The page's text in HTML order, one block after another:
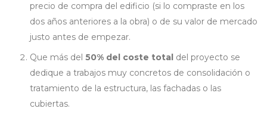
precio de compra del edificio (si lo compraste en los
dos años anteriores a la obra) o de su valor de mercado
justo antes de empezar.
Que más del 50% del coste total del proyecto se
dedique a trabajos muy concretos de consolidación o
tratamiento de la estructura, las fachadas o las
cubiertas.